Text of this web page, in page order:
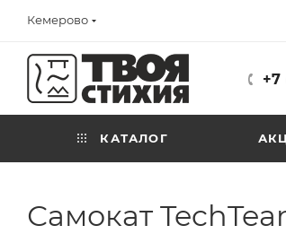
Кемерово
+7
КАТАЛОГ
Самокат